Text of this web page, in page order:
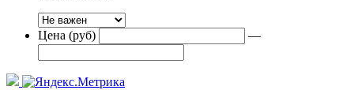
Цена (руб) —